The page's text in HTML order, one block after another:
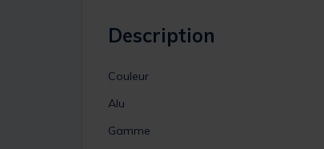
Description
Couleur
Alu
Gamme